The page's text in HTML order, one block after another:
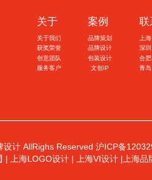
关于
关于我们
获奖荣誉
创意团队
服务客户
案例
品牌策划
品牌设计
包装设计
文创IP
联
上
深
合
青岛
计 AllRighs Reserved 沪ICP备
| 上海LOGO设计 | 上海VI设计 |上海品